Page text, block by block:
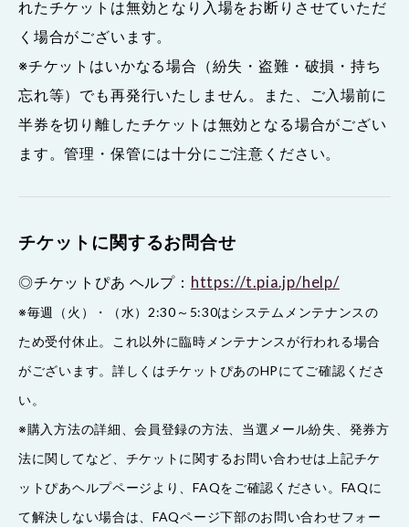
れたチケットは無効となり入場をお断りさせていただ
く場合がございます。
※チケットはいかなる場合（紛失・盗難・破損・持ち
忘れ等）でも再発行いたしません。また、ご入場前に
半券を切り離したチケットは無効となる場合がござい
ます。管理・保管には十分にご注意ください。
チケットに関するお問合せ
◎チケットぴあ ヘルプ： https://t.pia.jp/help/
※毎週（火）・（水）2:30～5:30はシステムメンテナンスの
ため受付休止。これ以外に臨時メンテナンスが行われる場合
がございます。詳しくはチケットぴあのHPにてご確認くださ
い。
※購入方法の詳細、会員登録の方法、当選メール紛失、発券方
法に関してなど、チケットに関するお問い合わせは上記チケ
ットぴあヘルプページより、FAQをご確認ください。FAQに
て解決しない場合は、FAQページ下部のお問い合わせフォー